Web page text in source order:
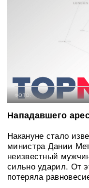
ФОТО:
Нападавшего
Накануне стало
министра Дании
неизвестный
сильно ударил. От
потеряла